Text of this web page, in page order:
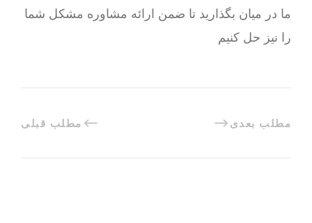
ما در میان بگذارید تا ضمن ارائه مشاوره مشکل شما
را نیز حل کنیم
مطلب قبلی مطلب بعدی